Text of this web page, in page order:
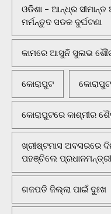
ଓଡିଶା - ଆନ୍ଧ୍ର
ମର୍ମନ୍ତୁଦ ସଡକ ଦୁର୍ଘଟଣା
କାମରେ ଆସୁନି ସୁଲଭ
କୋରାପୁଟ
କୋରାପୁଟରେ କାଶ୍ମୀର
ଖ୍ରୀଷ୍ଟମାସ ଅବସରରେ
ପହଞ୍ଚିଲେ
ଗଜପତି ଜିଲ୍ଲା ପାଇଁ ଦୁଃଖ